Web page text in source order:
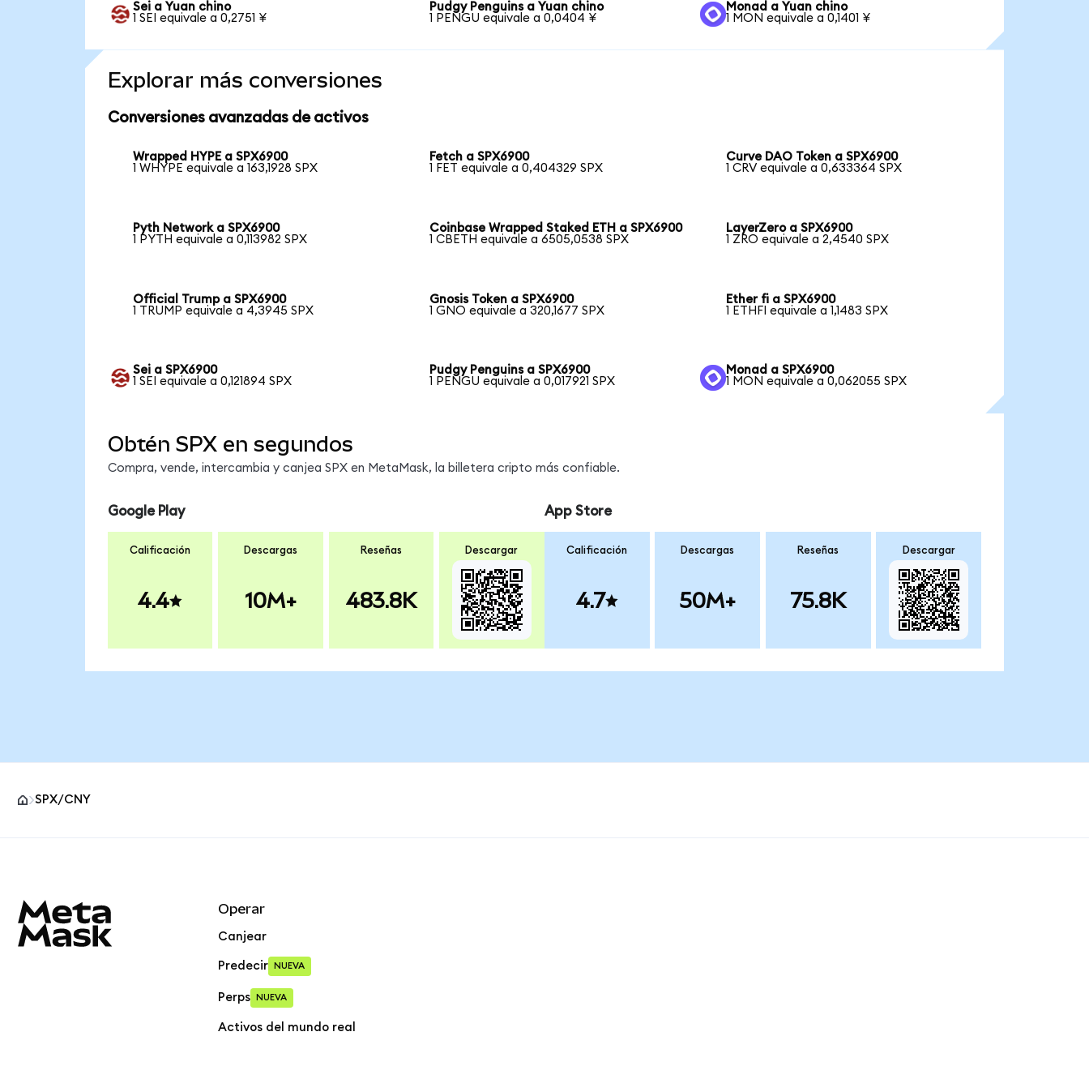
Sei a Yuan chino
1 SEI equivale a 0,2751 ¥
Pudgy Penguins a Yuan chino
1 PENGU equivale a 0,0404 ¥
Monad a Yuan chino
1 MON equivale a 0,1401 ¥
Explorar más conversiones
Conversiones avanzadas de activos
Wrapped HYPE a SPX6900
1 WHYPE equivale a 163,1928 SPX
Fetch a SPX6900
1 FET equivale a 0,404329 SPX
Curve DAO Token a SPX6900
1 CRV equivale a 0,633364 SPX
Pyth Network a SPX6900
1 PYTH equivale a 0,113982 SPX
Coinbase Wrapped Staked ETH a SPX6900
1 CBETH equivale a 6505,0538 SPX
LayerZero a SPX6900
1 ZRO equivale a 2,4540 SPX
Official Trump a SPX6900
1 TRUMP equivale a 4,3945 SPX
Gnosis Token a SPX6900
1 GNO equivale a 320,1677 SPX
Ether fi a SPX6900
1 ETHFI equivale a 1,1483 SPX
Sei a SPX6900
1 SEI equivale a 0,121894 SPX
Pudgy Penguins a SPX6900
1 PENGU equivale a 0,017921 SPX
Monad a SPX6900
1 MON equivale a 0,062055 SPX
Obtén SPX en segundos
Compra, vende, intercambia y canjea SPX en MetaMask, la billetera cripto más confiable.
Google Play
Calificación
4.4
Descargas
10M+
Reseñas
483.8K
Descargar
App Store
Calificación
4.7
Descargas
50M+
Reseñas
75.8K
Descargar
SPX/CNY
Operar
Canjear
Predecir NUEVA
Perps NUEVA
Activos del mundo real